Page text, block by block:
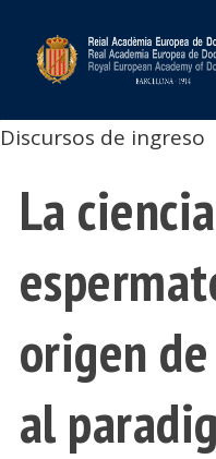
Discursos de ingreso
La
origen
al